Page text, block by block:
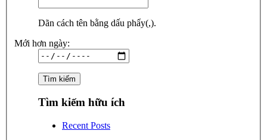
Dãn cách tên bằng dấu phẩy(,).
Mới hơn ngày:
Tìm kiếm hữu ích
Recent Posts